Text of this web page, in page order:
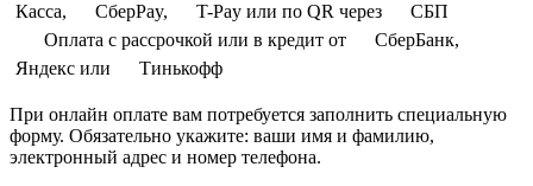
Касса,
СберPay, T-Pay или по QR через
СБП
Оплата с рассрочкой или в кредит от
СберБанк,
Яндекс или
Тинькофф
При онлайн оплате вам потребуется заполнить специальную
форму. Обязательно укажите: ваши имя и фамилию,
электронный адрес и номер телефона.